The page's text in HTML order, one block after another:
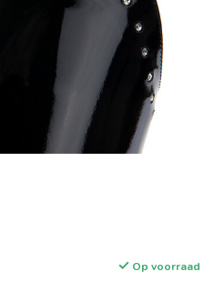
Op voorraad